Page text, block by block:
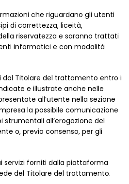
che riguardano gli utenti
di correttezza, liceità,
riservatezza e saranno trattati
informatici e con modalità
Titolare del trattamento entro i
e illustrate anche nelle
all’utente nella sezione
la possibile comunicazione
all’erogazione del
o, previo consenso, per gli
servizi forniti dalla piattaforma
del Titolare del trattamento.